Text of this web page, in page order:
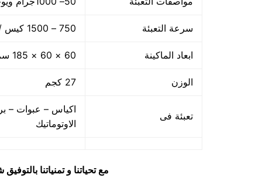
سرعة التعبئة 750 – 1500 كيس / الساعه حسب سرعة العامل
ابعاد الماكينة 60 × 60 × 185 سم
الوزن 27 كجم
تعبئة فى
اكياس – عبوات –
الاوتوماتيك
مع تحياتنا و تمنياتنا